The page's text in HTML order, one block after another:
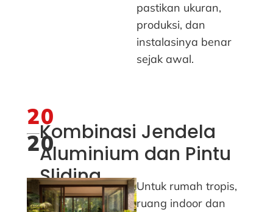
pastikan ukuran,
produksi, dan
instalasinya benar
sejak awal.
20
20Kombinasi Jendela
Aluminium dan Pintu
Sliding
Untuk rumah tropis,
ruang indoor dan